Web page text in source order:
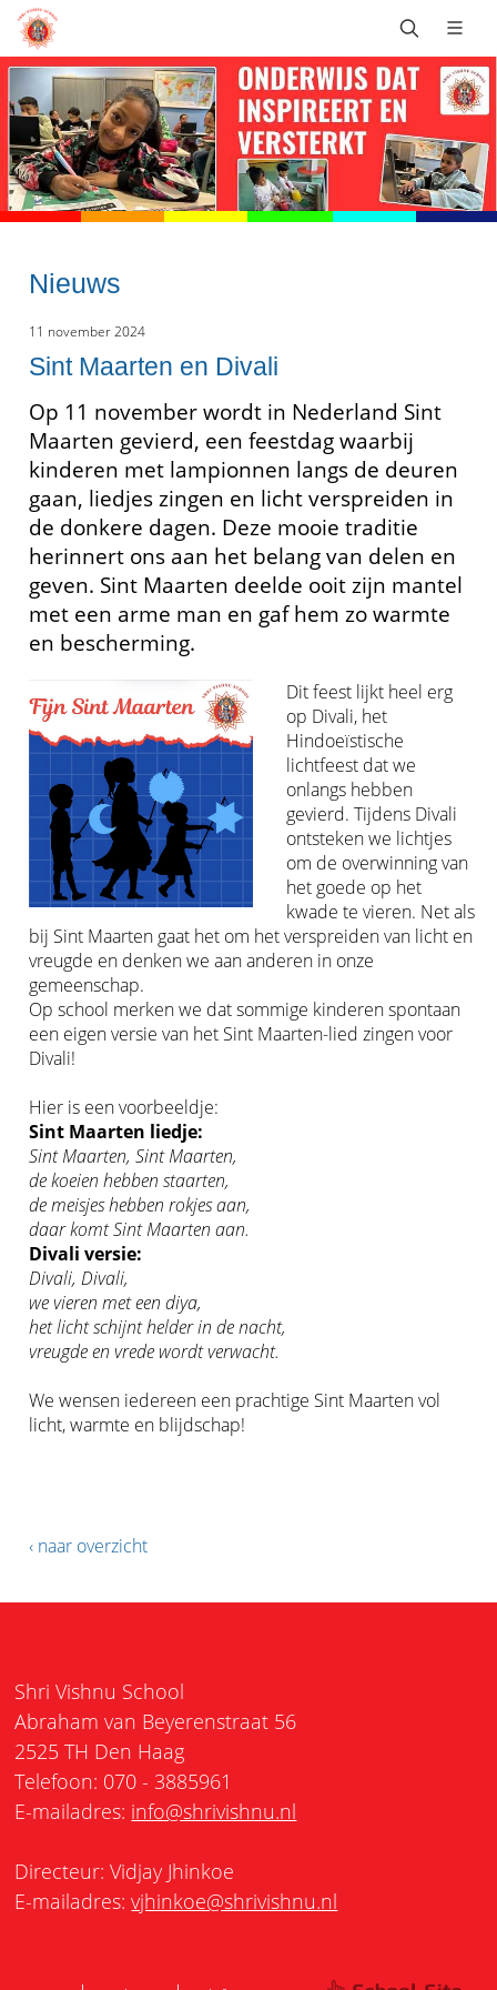
Nieuws
11 november 2024
Sint Maarten en Divali
Op 11 november wordt in Nederland Sint
Maarten gevierd, een feestdag waarbij
kinderen met lampionnen langs de deuren
gaan, liedjes zingen en licht verspreiden in
de donkere dagen. Deze mooie traditie
herinnert ons aan het belang van delen en
geven. Sint Maarten deelde ooit zijn mantel
met een arme man en gaf hem zo warmte
en bescherming.
Dit feest lijkt heel erg
op Divali, het
Hindoeïstische
lichtfeest dat we
onlangs hebben
gevierd. Tijdens Divali
ontsteken we lichtjes
om de overwinning van
het goede op het
kwade te vieren. Net als
bij Sint Maarten gaat het om het verspreiden van licht en
vreugde en denken we aan anderen in onze
gemeenschap.
Op school merken we dat sommige kinderen spontaan
een eigen versie van het Sint Maarten-lied zingen voor
Divali!
Hier is een voorbeeldje:
Sint Maarten liedje:
Sint Maarten, Sint Maarten,
de koeien hebben staarten,
de meisjes hebben rokjes aan,
daar komt Sint Maarten aan.
Divali versie:
Divali, Divali,
we vieren met een diya,
het licht schijnt helder in de nacht,
vreugde en vrede wordt verwacht.
We wensen iedereen een prachtige Sint Maarten vol
licht, warmte en blijdschap!
‹ naar overzicht
Shri Vishnu School
Abraham van Beyerenstraat 56
2525 TH Den Haag
Telefoon: 070 - 3885961
E-mailadres: info@shrivishnu.nl
Directeur: Vidjay Jhinkoe
E-mailadres:vjhinkoe@shrivishnu.nl